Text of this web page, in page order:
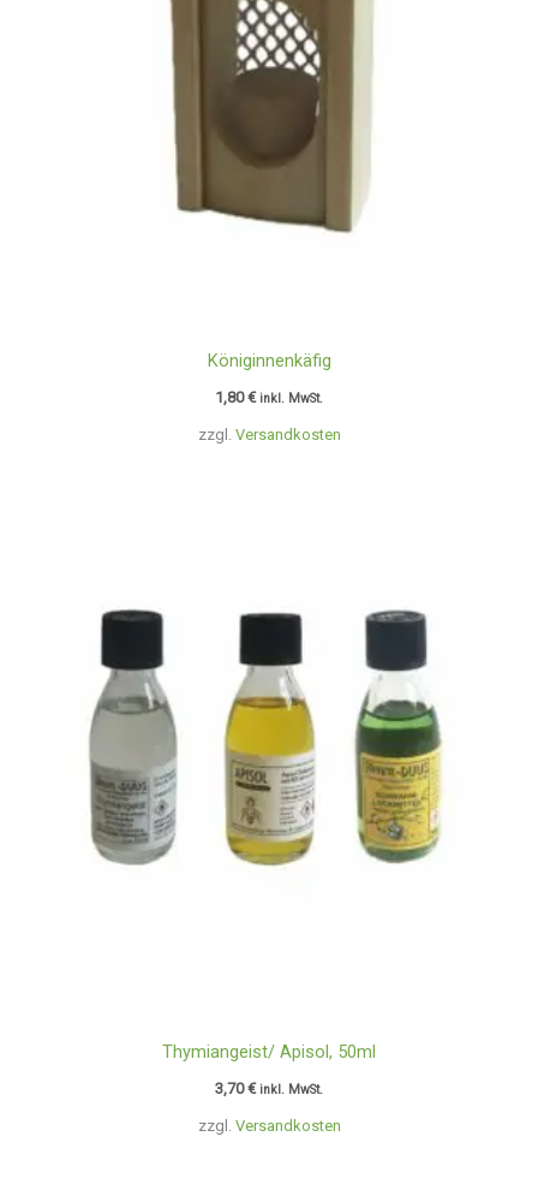
zzgl. Versandkosten
Königinnenkäfig
1,80€ inkl. MwSt.
zzgl. Versandkosten
Thymiangeist/ Apisol, 50ml
3,70€ inkl. MwSt.